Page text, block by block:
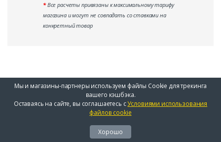
*Все расчеты привязаны к максимальному тарифу
магазина и могут не совпадать со ставками на
конкретный товар
Мы и магазины-партнеры используем файлы Cookie для трекинга
вашего кэшбэка.
Оставаясь на сайте, вы соглашаетесь сУсловиями использования
файлов cookie
Хорошо